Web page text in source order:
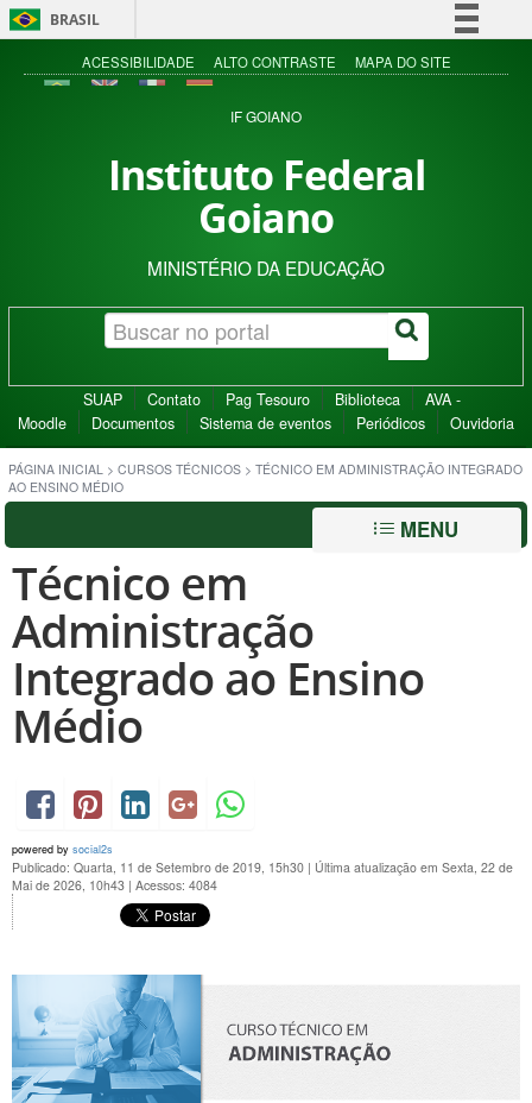
BRASIL
Simplifique!
Acesso à informação
ACESSIBILIDADE ALTO CONTRASTE MAPA DO SITE
IF GOIANO
Instituto Federal
Goiano
MINISTÉRIO DA EDUCAÇÃO
SUAP Contato Pag Tesouro Biblioteca
AVA -
Moodle
Documentos Sistema de eventos Periódicos Ouvidoria
PÁGINA INICIAL > CURSOS TÉCNICOS > TÉCNICO EM ADMINISTRAÇÃO INTEGRADO
AO ENSINO MÉDIO
MENU
Técnico em
Administração
Integrado ao Ensino
Médio
powered by social2s
Publicado: Quarta, 11 de Setembro de 2019, 15h30 | Última atualização em Sexta, 22 de
Mai de 2026, 10h43 | Acessos: 4084